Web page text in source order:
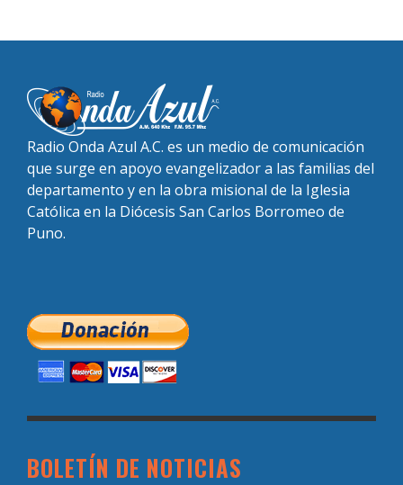
Radio Onda Azul A.C. es un medio de comunicación
que surge en apoyo evangelizador a las familias del
departamento y en la obra misional de la Iglesia
Católica en la Diócesis San Carlos Borromeo de
Puno.
BOLETÍN DE NOTICIAS